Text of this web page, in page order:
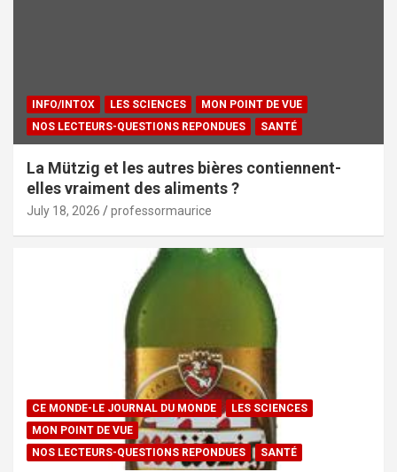
INFO/INTOX LES SCIENCES
MON POINT DE VUE
NOS LECTEURS-QUESTIONS REPONDUES
SANTÉ
La Mützig et les autres bières contiennent-
elles vraiment des aliments ?
July 18, 2026 professormaurice
CE MONDE-LE JOURNAL DU MONDE
LES SCIENCES
MON POINT DE VUE
NOS LECTEURS-QUESTIONS REPONDUES
SANTÉ